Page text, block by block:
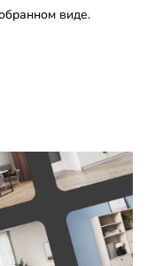
виде.